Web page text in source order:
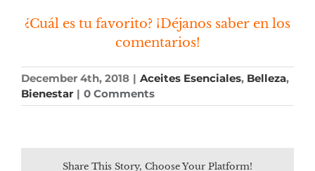
¿Cuál es tu favorito? ¡Déjanos saber en los
comentarios!
December 4th, 2018 | Aceites Esenciales, Belleza,
Bienestar | 0 Comments
Share This Story, Choose Your Platform!